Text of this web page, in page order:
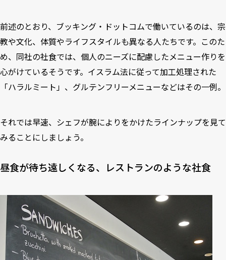
前述のとおり、ブッキング・ドットコムで働いているのは、宗
教や文化、体質やライフスタイルも異なる人たちです。このた
め、同社の社食では、個人のニーズに配慮したメニュー作りを
心がけているそうです。イスラム法に従って加工処理された
「ハラルミート」、グルテンフリーメニューなどはその一例。
それでは早速、シェフが腕によりをかけたラインナップを見て
みることにしましょう。
昼食が待ち遠しくなる、レストランのような社食